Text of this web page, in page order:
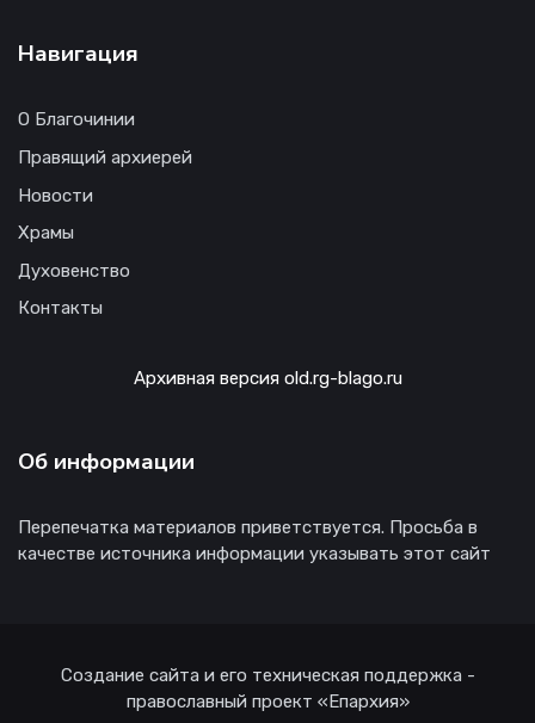
Навигация
О Благочинии
Правящий архиерей
Новости
Храмы
Духовенство
Контакты
Архивная версия old.rg-blago.ru
Об информации
Перепечатка материалов приветствуется. Просьба в
качестве источника информации указывать этот сайт
Создание сайта и его техническая поддержка -
православный проект «Епархия»